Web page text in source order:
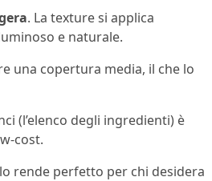
. La texture si applica
e naturale.
una copertura media, il che lo
(l’elenco degli ingredienti) è
cost.
rende perfetto per chi desidera